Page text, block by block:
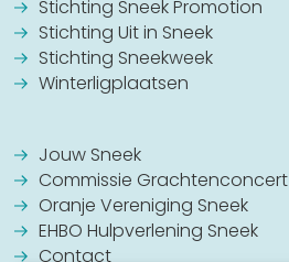
Stichting Sneek Promotion
Stichting Uit in Sneek
Stichting Sneekweek
Winterligplaatsen
Jouw Sneek
Commissie Grachtenconcert
Oranje Vereniging Sneek
EHBO Hulpverlening Sneek
Contact